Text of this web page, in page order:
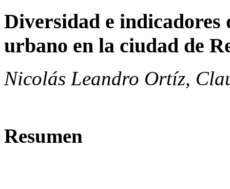
Diversidad e indicadores
urbano en la ciudad de
Nicolás Leandro Ortíz,
Resumen